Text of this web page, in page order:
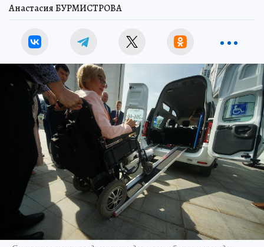
Анастасия БУРМИСТРОВА